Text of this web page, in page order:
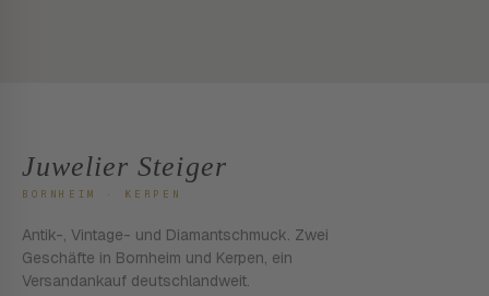
Juwelier Steiger
BORNHEIM · KERPEN
Antik-, Vintage- und Diamantschmuck. Zwei
Geschäfte in Bornheim und Kerpen, ein
Versandankauf deutschlandweit.